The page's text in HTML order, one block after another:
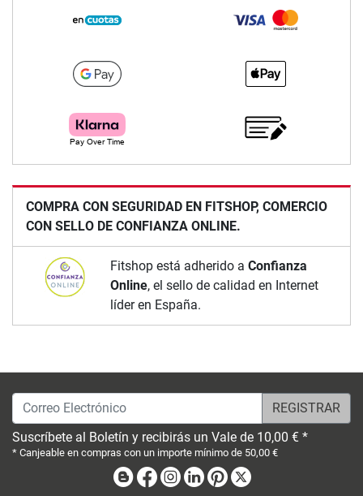
COMPRA CON SEGURIDAD EN FITSHOP, COMERCIO
CON SELLO DE CONFIANZA ONLINE.
Fitshop está adherido a Confianza
Online, el sello de calidad en Internet
líder en España.
Correo Electrónico
Suscríbete al Boletín y recibirás un Vale de 10,00 € *
* Canjeable en compras con un importe mínimo de 50,00 €
BlogFacebook
Instagram
LinkedinPinterest